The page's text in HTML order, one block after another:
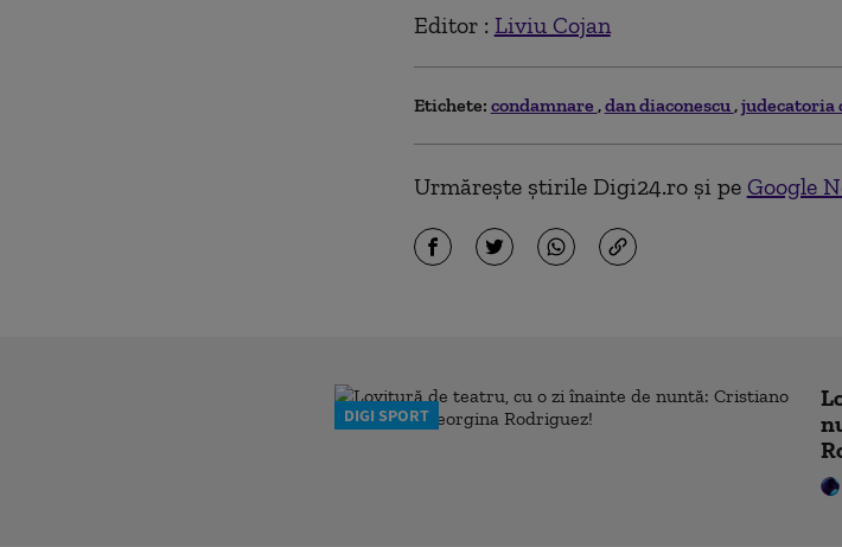
Editor : Liviu Cojan
Etichete: condamnare dan diaconescu judecatoria
Urmărește știrile Digi24.ro și pe Google
DIGI SPORT